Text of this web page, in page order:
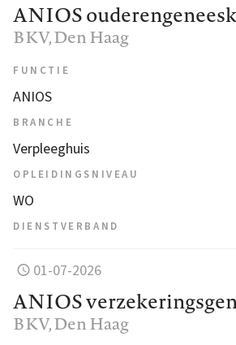
ANIOS
BKV, Den Haag
FUNCTIE
ANIOS
BRANCHE
Verpleeghuis
OPLEIDINGSNIVEAU
WO
DIENSTVERBAND
01-07-2026
ANIOS
BKV, Den Haag